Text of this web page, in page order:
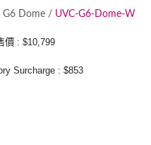
G6 Dome / UVC-G6-Dome-W
價 : $10,799
Surcharge : $853